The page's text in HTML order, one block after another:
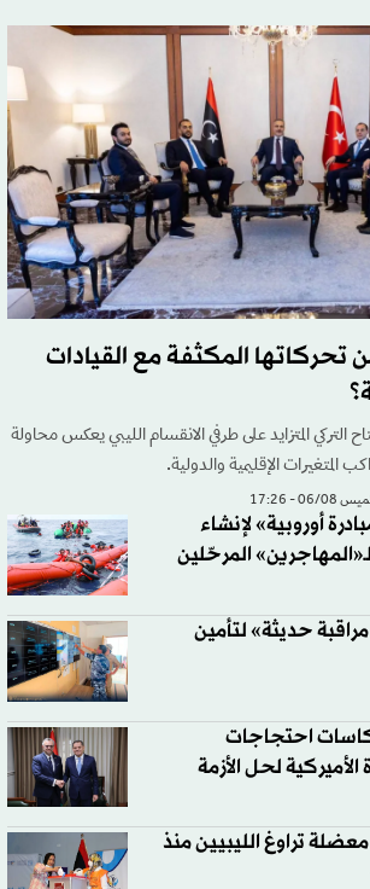
تحركاتها المكثفة مع القيادات
التركي المتزايد على طرفي الانقسام الليبي يعكس محاولة
الإقليمية والدولية.
06/08 - 17:26
أوروبية» لإنشاء
المرحّلين
حديثة» لتأمين
احتجاجات
لحل الأزمة
تراوغ الليبيين منذ